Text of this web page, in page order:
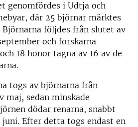
genomfördes i Udtja och
där 25 björnar märktes
Björnarna följdes från slutet av
och forskarna
18 honor tagna av 16 av de
togs av björnarna från
sedan minskade
dödar renarna, snabbt
Efter detta togs endast en